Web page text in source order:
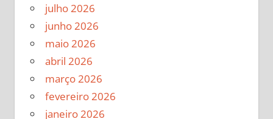
julho 2026
junho 2026
maio 2026
abril 2026
março 2026
fevereiro 2026
janeiro 2026